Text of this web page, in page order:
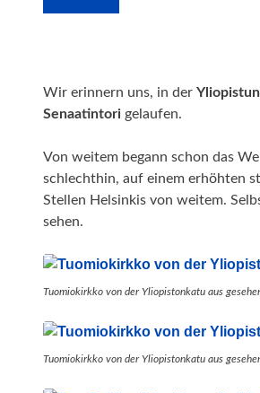
Wir erinnern uns, in der
Senaatintori gelaufen.
Von weitem begann schon das
schlechthin, auf einem erhöhten
Stellen Helsinkis von weitem.
sehen.
Tuomiokirkko von der Yliopistonkatu aus
Tuomiokirkko von der Yliopistonkatu aus